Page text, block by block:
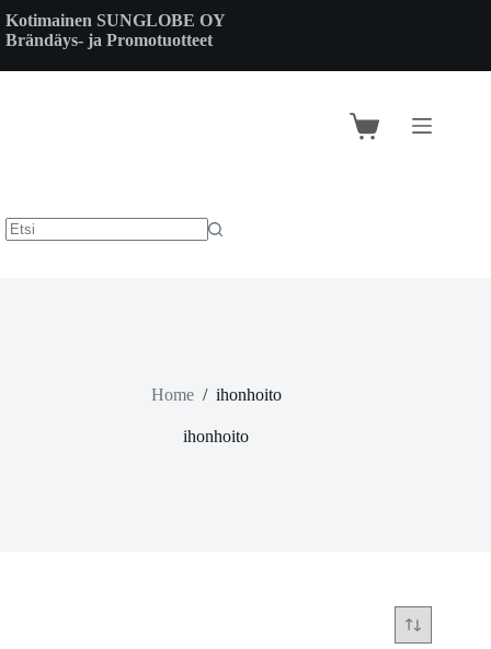
to
content
Kotimainen SUNGLOBE OY
Brändäys- ja Promotuotteet
Shopping
Home / ihonhoito
ihonhoito